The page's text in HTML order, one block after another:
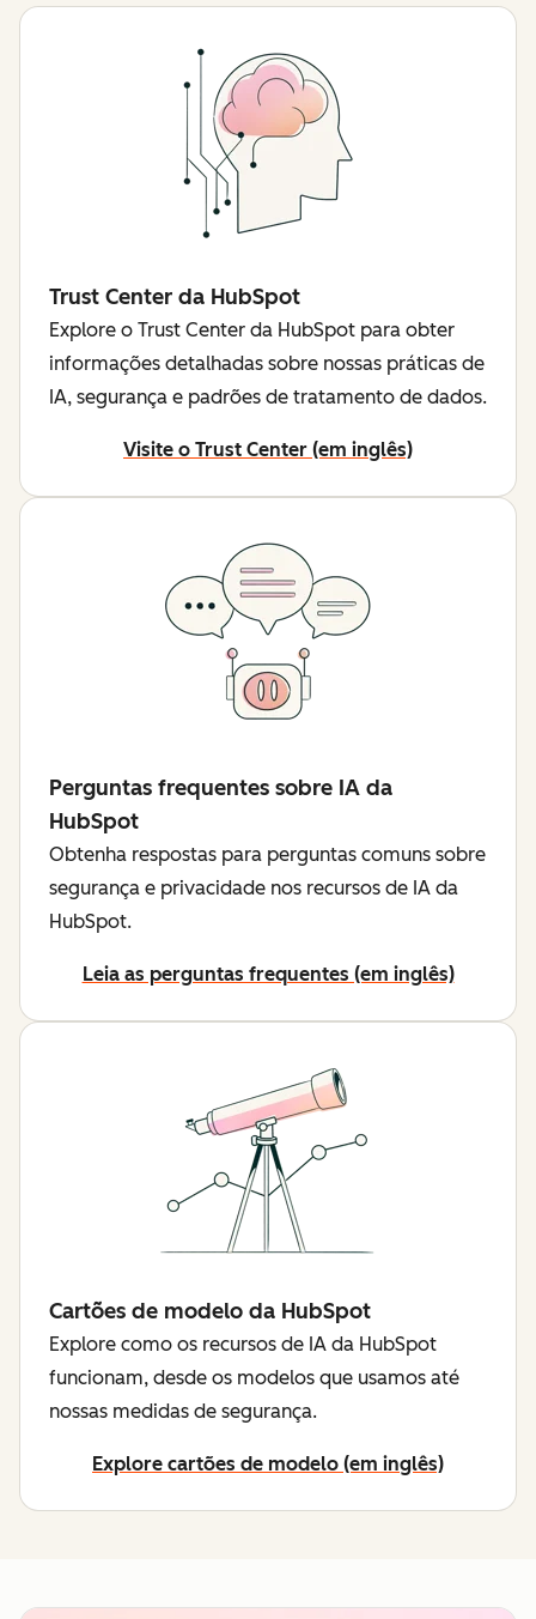
Trust Center da HubSpot
Explore o Trust Center da HubSpot para obter
informações detalhadas sobre nossas práticas de
IA, segurança e padrões de tratamento de dados.
Visite o Trust Center (em inglês)
Perguntas frequentes sobre IA da
HubSpot
Obtenha respostas para perguntas comuns sobre
segurança e privacidade nos recursos de IA da
HubSpot.
Leia as perguntas frequentes (em inglês)
Cartões de modelo da HubSpot
Explore como os recursos de IA da HubSpot
funcionam, desde os modelos que usamos até
nossas medidas de segurança.
Explore cartões de modelo (em inglês)